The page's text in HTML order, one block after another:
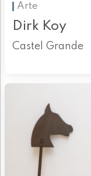
Arte
Dirk Koy
Castel Grande